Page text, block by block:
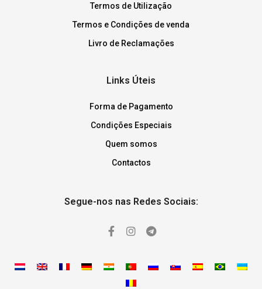
Termos de Utilização
Termos e Condições de venda
Livro de Reclamações
Links Úteis
Forma de Pagamento
Condições Especiais
Quem somos
Contactos
Segue-nos nas Redes Sociais: